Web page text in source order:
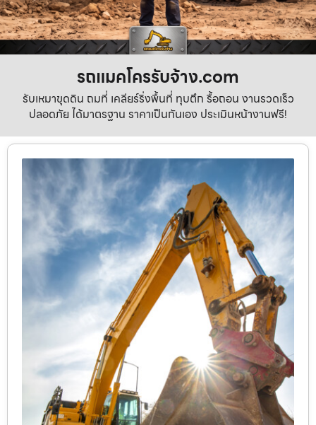
รถแมคโครรับจ้าง.com
รับเหมาขุดดิน ถมที่ เคลียร์ริ่งพื้นที่ ทุบตึก รื้อถอน งานรวดเร็ว
ปลอดภัย ได้มาตรฐาน ราคาเป็นกันเอง ประเมินหน้างานฟรี!